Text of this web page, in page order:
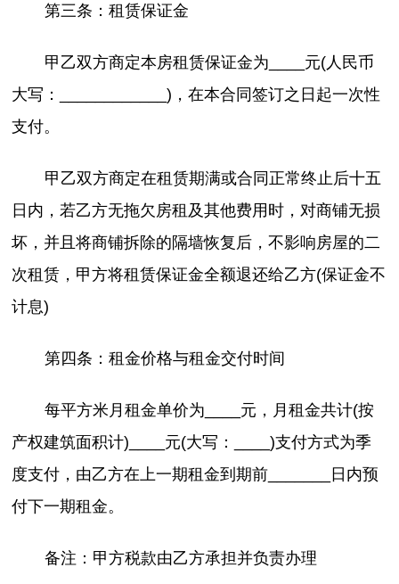
第三条：租赁保证金
甲乙双方商定本房租赁保证金为____元(人民币
大写：____________)，在本合同签订之日起一次性
支付。
甲乙双方商定在租赁期满或合同正常终止后十五
日内，若乙方无拖欠房租及其他费用时，对商铺无损
坏，并且将商铺拆除的隔墙恢复后，不影响房屋的二
次租赁，甲方将租赁保证金全额退还给乙方(保证金不
计息)
第四条：租金价格与租金交付时间
每平方米月租金单价为____元，月租金共计(按
产权建筑面积计)____元(大写：____)支付方式为季
度支付，由乙方在上一期租金到期前_______日内预
付下一期租金。
备注：甲方税款由乙方承担并负责办理